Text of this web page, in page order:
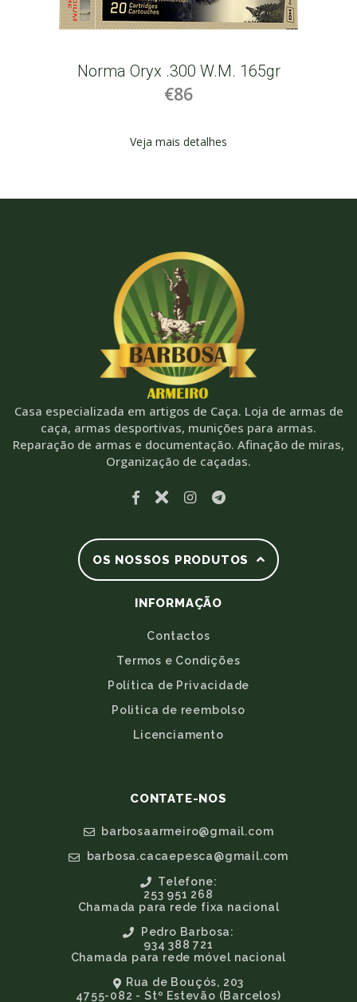
Norma Oryx .300 W.M. 165gr
€86
Veja mais detalhes
Casa especializada em artigos de Caça. Loja de armas de
caça, armas desportivas, munições para armas.
Reparação de armas e documentação. Afinação de miras,
Organização de caçadas.
OS NOSSOS PRODUTOS
INFORMAÇÃO
Contactos
Termos e Condições
Política de Privacidade
Politica de reembolso
Licenciamento
CONTATE-NOS
barbosaarmeiro@gmail.com
barbosa.cacaepesca@gmail.com
Telefone:
253 951 268
Chamada para rede fixa nacional
Pedro Barbosa:
934 388 721
Chamada para rede móvel nacional
Rua de Bouçós, 203
4755-082 - Stº Estevão (Barcelos)